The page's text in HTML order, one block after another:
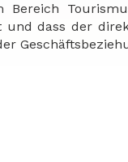
Bereich
und dass der